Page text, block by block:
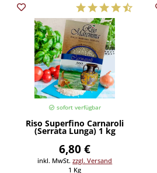
sofort verfügbar
Riso Superfino Carnaroli
(Serrata Lunga) 1 kg
6,80 €
inkl. MwSt.zzgl. Versand
1 Kg